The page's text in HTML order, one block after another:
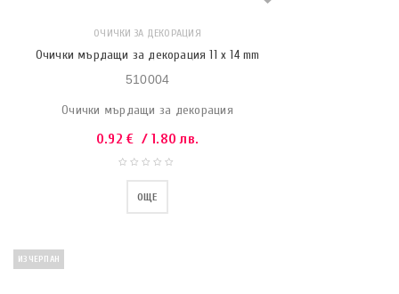
ОЧИЧКИ ЗА ДЕКОРАЦИЯ
Очички мърдащи за декорация 11 x 14 mm
510004
Очички мърдащи за декорация
0.92€ / 1.80 лв.
ОЩЕ
ИЗЧЕРПАН